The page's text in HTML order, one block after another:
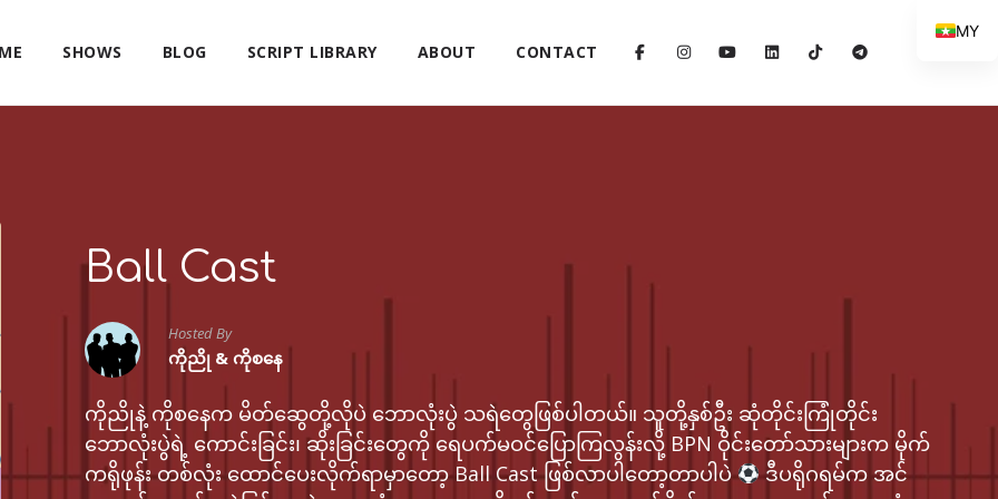
SHOWS BLOG SCRIPT LIBRARY ABOUT CONTACT
Ball Cast
Hosted By
ကိုညို & ကိုစနေ
ကိုညိုနဲ့ ကိုစနေက မိတ်ဆွေတို့လိုပဲ ဘောလုံးပွဲ သရဲတွေဖြစ်ပါတယ်။ သူတို့နှစ်ဦး ဆုံတိုင်းကြုံတိုင်း
ဘောလုံးပွဲရဲ့ ကောင်းခြင်း၊ ဆိုးခြင်းတွေကို ရေပက်မဝင်ပြောကြလွန်းလို့ BPN ဝိုင်းတော်သားများက မိုက်
ကရိုဖုန်း တစ်လုံး ထောင်ပေးလိုက်ရာမှာတော့ Ball Cast ဖြစ်လာပါတော့တာပါပဲ
ဒီပရိုဂရမ်က အင်
MY